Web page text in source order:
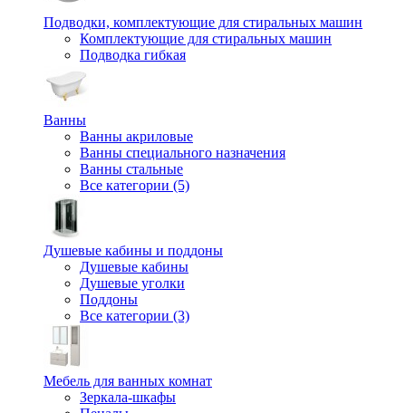
Подводки, комплектующие для стиральных машин
Комплектующие для стиральных машин
Подводка гибкая
Ванны
Ванны акриловые
Ванны специального назначения
Ванны стальные
Все категории (5)
Душевые кабины и поддоны
Душевые кабины
Душевые уголки
Поддоны
Все категории (3)
Мебель для ванных комнат
Зеркала-шкафы